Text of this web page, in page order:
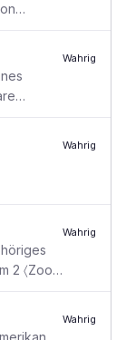
Wahrig
Wahrig
〈Zool.〉
Wahrig
Wahrig